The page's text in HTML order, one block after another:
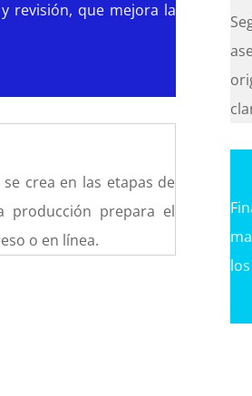
revisión, que mejora la
crea en las etapas de
producción prepara el
o en línea.